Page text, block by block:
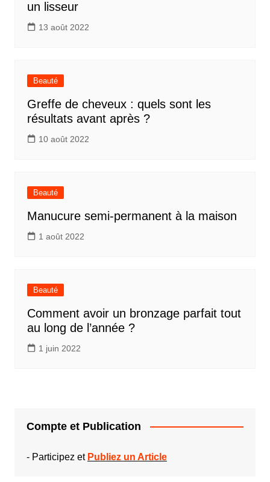
un lisseur
13 août 2022
Beauté
Greffe de cheveux : quels sont les
résultats avant après ?
10 août 2022
Beauté
Manucure semi-permanent à la maison
1 août 2022
Beauté
Comment avoir un bronzage parfait tout
au long de l’année ?
1 juin 2022
Compte et Publication
- Participez et Publiez un Article